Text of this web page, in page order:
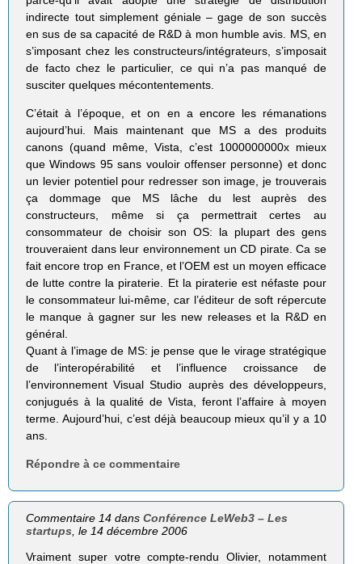
indirecte tout simplement géniale – gage de son succès
en sus de sa capacité de R&D à mon humble avis. MS, en
s’imposant chez les constructeurs/intégrateurs, s’imposait
de facto chez le particulier, ce qui n’a pas manqué de
susciter quelques mécontentements.
C’était à l’époque, et on en a encore les rémanations
aujourd’hui. Mais maintenant que MS a des produits
canons (quand même, Vista, c’est 1000000000x mieux
que Windows 95 sans vouloir offenser personne) et donc
un levier potentiel pour redresser son image, je trouverais
ça dommage que MS lâche du lest auprès des
constructeurs, même si ça permettrait certes au
consommateur de choisir son OS: la plupart des gens
trouveraient dans leur environnement un CD pirate. Ca se
fait encore trop en France, et l’OEM est un moyen efficace
de lutte contre la piraterie. Et la piraterie est néfaste pour
le consommateur lui-même, car l’éditeur de soft répercute
le manque à gagner sur les new releases et la R&D en
général.
Quant à l’image de MS: je pense que le virage stratégique
de l’interopérabilité et l’influence croissance de
l’environnement Visual Studio auprès des développeurs,
conjugués à la qualité de Vista, feront l’affaire à moyen
terme. Aujourd’hui, c’est déjà beaucoup mieux qu’il y a 10
ans.
Répondre à ce commentaire
Commentaire 14 dansConférence LeWeb3 – Les
startups , le 14 décembre 2006
Vraiment super votre compte-rendu Olivier, notamment